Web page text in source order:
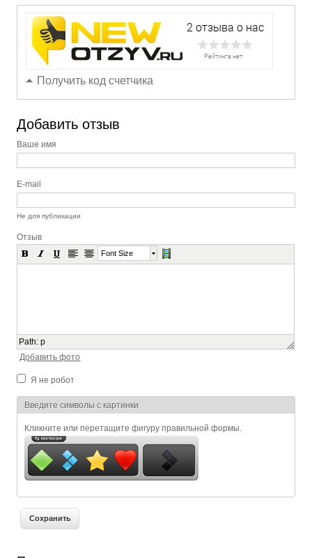
Получить код счетчика
Добавить отзыв
Ваше имя
E-mail
Не для публикации
Отзыв
Font Size
Path:p
Добавить фото
Я не робот
Я спамер
Введите символы с картинки
Кликните или перетащите фигуру правильной формы.